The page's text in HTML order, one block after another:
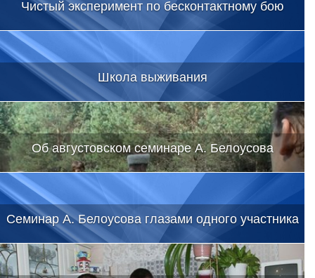
Чистый эксперимент по бесконтактному бою
Школа выживания
Об августовском семинаре А. Белоусова
Семинар А. Белоусова глазами одного участника